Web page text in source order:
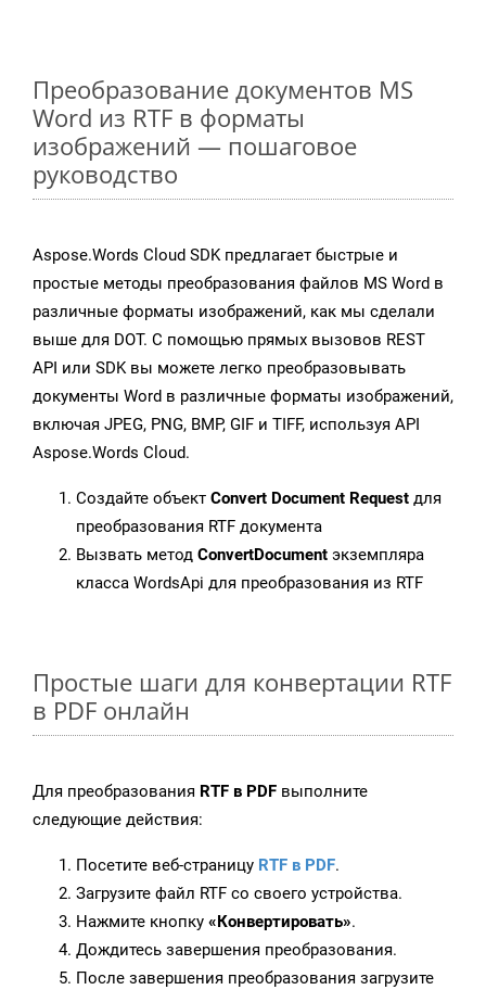
Преобразование документов MS
Word из RTF в форматы
изображений — пошаговое
руководство
Aspose.Words Cloud SDK предлагает быстрые и
простые методы преобразования файлов MS Word в
различные форматы изображений, как мы сделали
выше для DOT. С помощью прямых вызовов REST
API или SDK вы можете легко преобразовывать
документы Word в различные форматы изображений,
включая JPEG, PNG, BMP, GIF и TIFF, используя API
Aspose.Words Cloud.
Создайте объект Convert Document Request для
преобразования RTF документа
Вызвать метод ConvertDocument экземпляра
класса WordsApi для преобразования из RTF
Простые шаги для конвертации RTF
в PDF онлайн
Для преобразования RTF в PDF выполните
следующие действия:
Посетите веб-страницу RTF в PDF.
Загрузите файл RTF со своего устройства.
Нажмите кнопку «Конвертировать».
Дождитесь завершения преобразования.
После завершения преобразования загрузите